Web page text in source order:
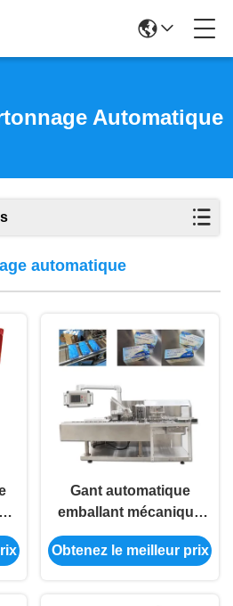
Automatique
automatique
Gant automatique
emballant mécanique
de cartonnage de la
machine 1.5KW conduit
Obtenez le meilleur prix